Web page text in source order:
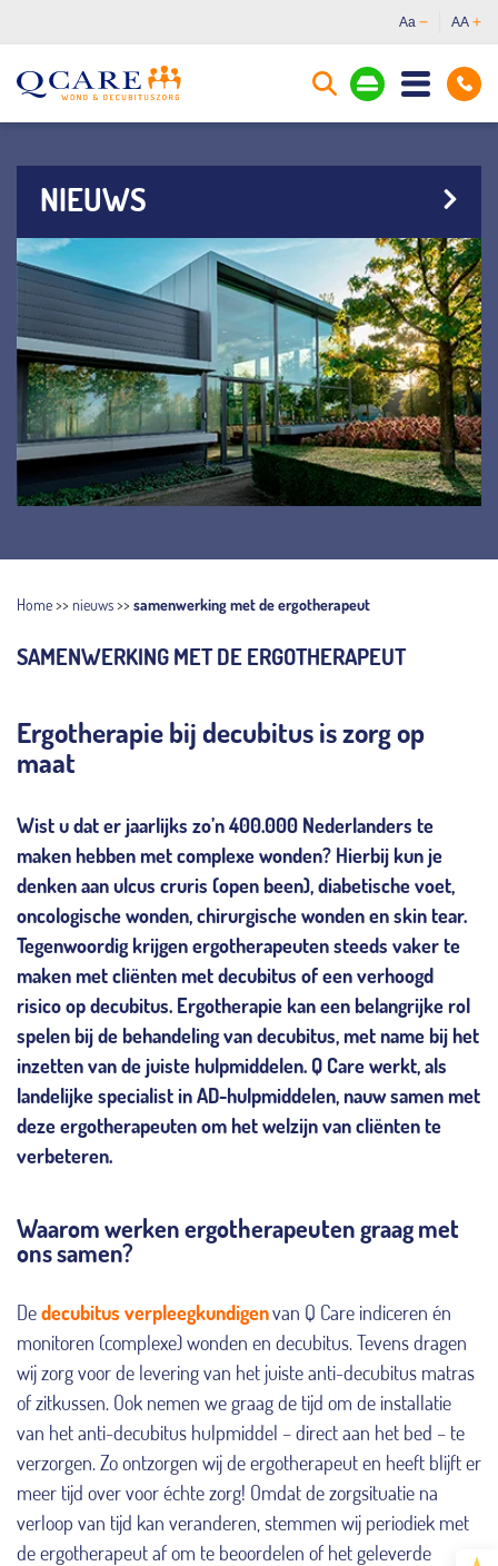
Aa AA
NIEUWS
Home>> nieuws>> samenwerking met de ergotherapeut
SAMENWERKING MET DE ERGOTHERAPEUT
Ergotherapie bij decubitus is zorg op
maat
Wist u dat er jaarlijks zo’n 400.000 Nederlanders te
maken hebben met complexe wonden? Hierbij kun je
denken aan ulcus cruris (open been), diabetische voet,
oncologische wonden, chirurgische wonden en skin tear.
Tegenwoordig krijgen ergotherapeuten steeds vaker te
maken met cliënten met decubitus of een verhoogd
risico op decubitus. Ergotherapie kan een belangrijke rol
spelen bij de behandeling van decubitus, met name bij het
inzetten van de juiste hulpmiddelen. Q Care werkt, als
landelijkespecialist in AD-hulpmiddelen, nauw samen met
deze ergotherapeuten om het welzijn van cliënten te
verbeteren.
Waarom werken ergotherapeuten graag met
ons samen?
Dedecubitus verpleegkundigenvan Q Care indiceren én
monitoren (complexe) wonden en decubitus. Tevens dragen
wij zorg voor de levering van het juiste anti-decubitus matras
of zitkussen. Ook nemen we graag de tijd om de installatie
van het anti-decubitus hulpmiddel – direct aan het bed – te
verzorgen. Zo ontzorgen wij de ergotherapeut en heeft blijft er
meer tijd over voor échte zorg! Omdat de zorgsituatie na
verloop van tijd kan veranderen, stemmen wij periodiek met
de ergotherapeut af om te beoordelen of het geleverde